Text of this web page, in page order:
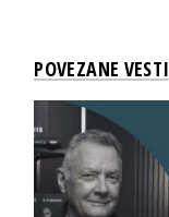
POVEZANE VESTI